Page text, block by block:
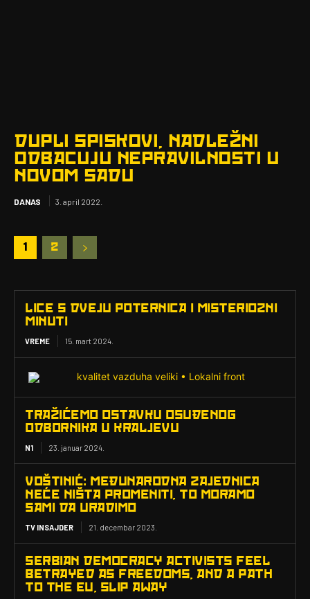
DUPLI SPISKOVI, NADLEŽNI
ODBACUJU NEPRAVILNOSTI U
NOVOM SADU
DANAS 3. april 2022.
1 2
LICE S DVEJU POTERNICA I MISTERIOZNI
MINUTI
VREME 15. mart 2024.
TRAŽIĆEMO OSTAVKU OSUĐENOG
ODBORNIKA U KRALJEVU
N1 23. januar 2024.
VOŠTINIĆ: MEĐUNARODNA ZAJEDNICA
NEĆE NIŠTA PROMENITI, TO MORAMO
SAMI DA URADIMO
TV INSAJDER 21. decembar 2023.
SERBIAN DEMOCRACY ACTIVISTS FEEL
BETRAYED AS FREEDOMS, AND A PATH
TO THE EU, SLIP AWAY